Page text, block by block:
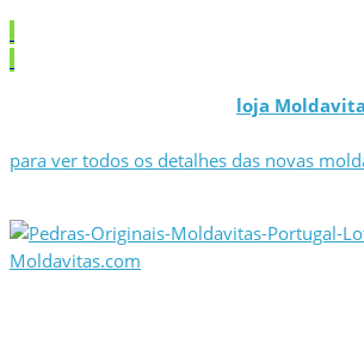
loja
para ver todos os detalhes das novas